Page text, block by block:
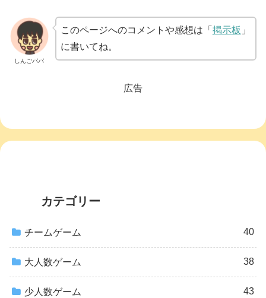
しんごパパ
このページへのコメントや感想は「 掲示板 」
に書いてね。
広告
カテゴリー
チームゲーム 40
大人数ゲーム 38
少人数ゲーム 43